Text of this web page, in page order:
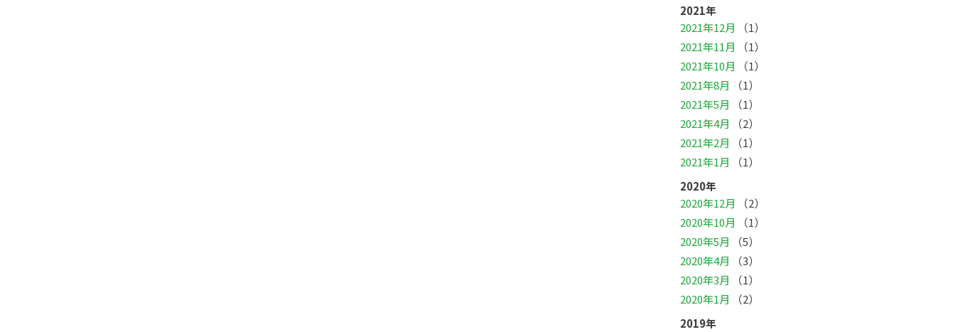
2021年
2021年12月
（1）
2021年11月
（1）
2021年10月
（1）
2021年8月
（1）
2021年5月
（1）
2021年4月
（2）
2021年2月
（1）
2021年1月
（1）
2020年
2020年12月
（2）
2020年10月
（1）
2020年5月
（5）
2020年4月
（3）
2020年3月
（1）
2020年1月
（2）
2019年